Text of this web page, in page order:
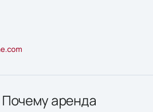
аренда